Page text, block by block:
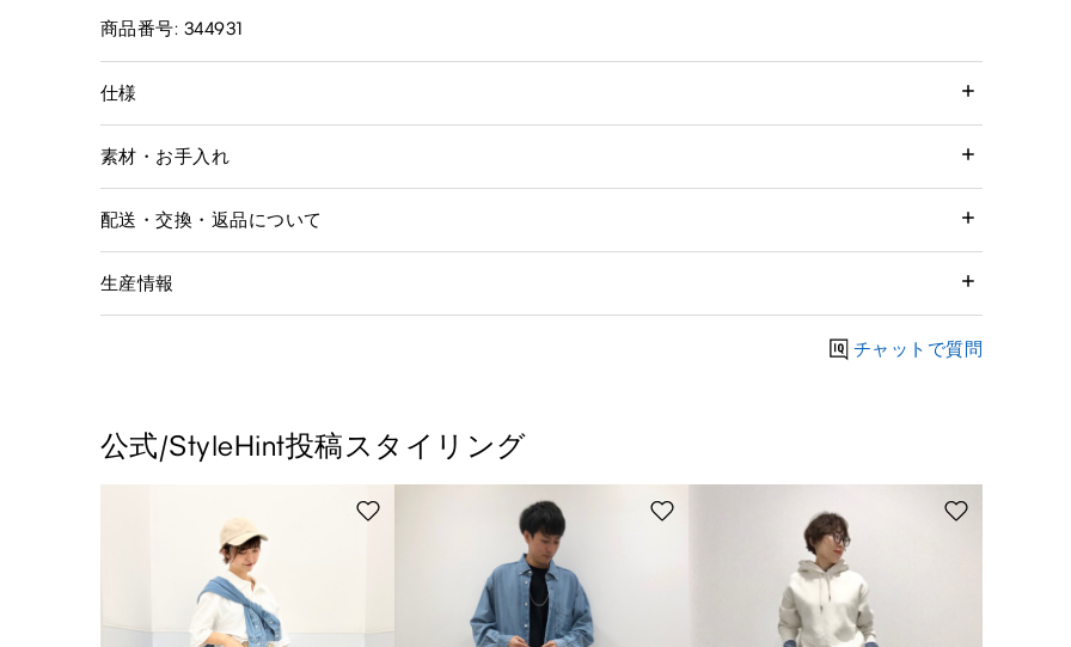
商品番号: 344931
仕様
素材・お手入れ
配送・交換・返品について
生産情報
チャットで質問
公式/StyleHint投稿スタイリング